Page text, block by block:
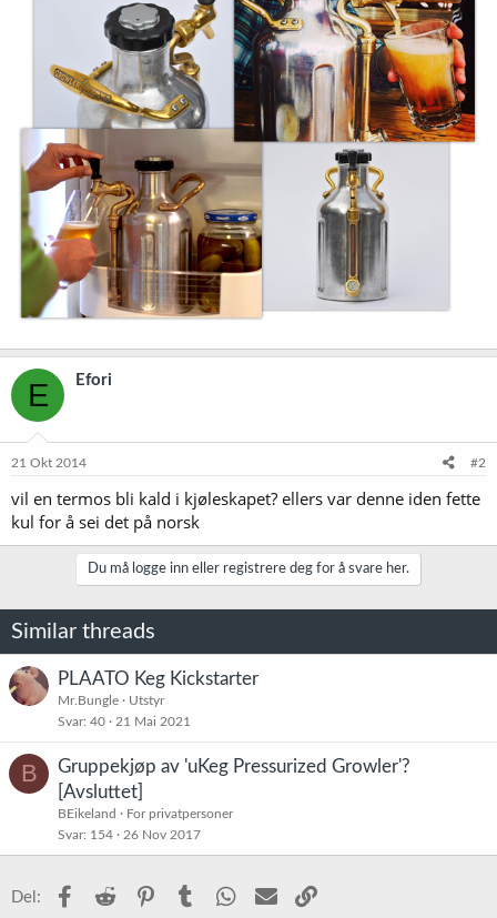
E Efori
21 Okt 2014 #2
vil en termos bli kald i kjøleskapet? ellers var denne iden fette
kul for å sei det på norsk
Du må logge inn eller registrere deg for å svare her.
Similar threads
PLAATO Keg Kickstarter
Mr.Bungle
Utstyr
Svar 40 21 Mai 2021
B
Gruppekjøp av 'uKeg Pressurized Growler'?
[Avsluttet]
BEikeland
For privatpersoner
Svar 154 26 Nov 2017
Del: Facebook
Reddit PinterestTumblr WhatsApp
E-post